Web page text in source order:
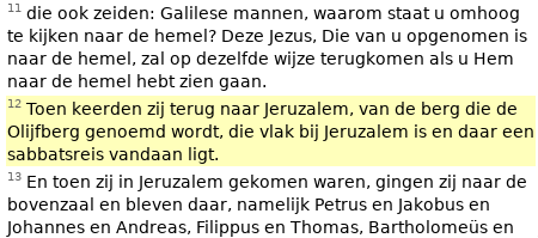
11 die ook zeiden: Galilese mannen, waarom staat u omhoog
te kijken naar de hemel? Deze Jezus, Die van u opgenomen is
naar de hemel, zal op dezelfde wijze terugkomen als u Hem
naar de hemel hebt zien gaan.
12 Toen keerden zij terug naar Jeruzalem, van de berg die de
Olijfberg genoemd wordt, die vlak bij Jeruzalem is en daar een
sabbatsreis vandaan ligt.
13 En toen zij in Jeruzalem gekomen waren, gingen zij naar de
bovenzaal en bleven daar, namelijk Petrus en Jakobus en
Johannes en Andreas, Filippus en Thomas, Bartholomeüs en